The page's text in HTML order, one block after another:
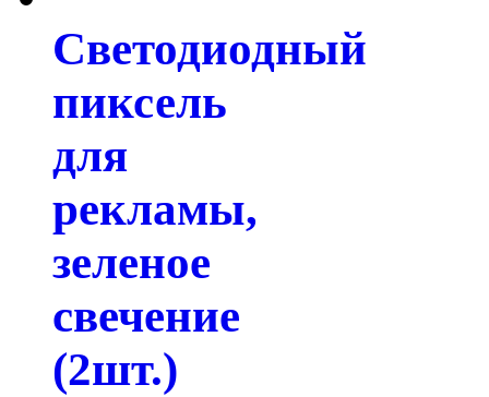
Светодиодный
пиксель
для
рекламы,
зеленое
свечение
(2шт.)